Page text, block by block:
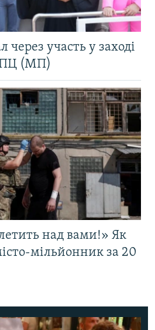
через участь у заході
(МП)
над вами!» Як
мільйонник за 20